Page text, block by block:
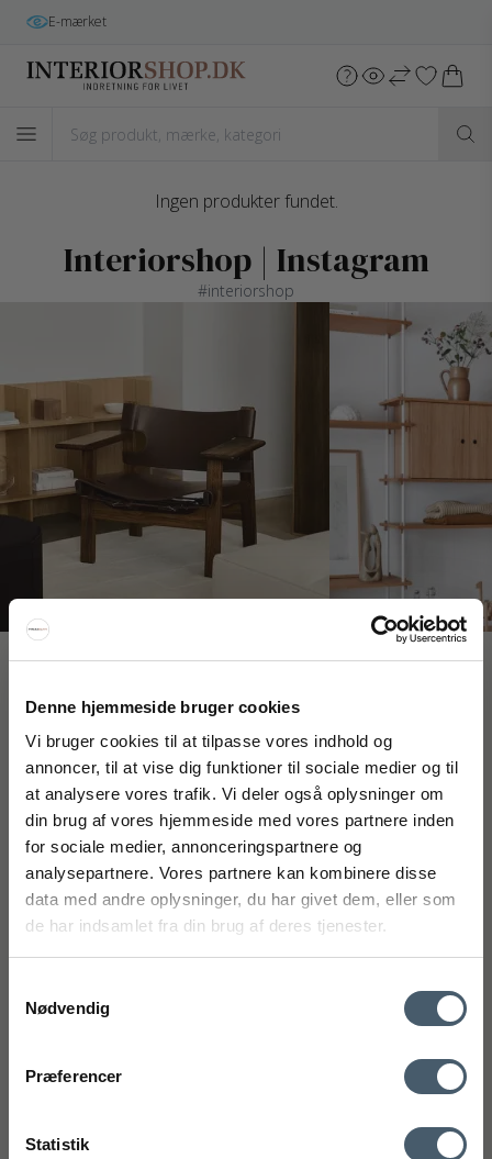
Denne hjemmeside bruger cookies
Vi bruger cookies til at tilpasse vores indhold og
annoncer, til at vise dig funktioner til sociale medier og til
at analysere vores trafik. Vi deler også oplysninger om
din brug af vores hjemmeside med vores partnere inden
for sociale medier, annonceringspartnere og
analysepartnere. Vores partnere kan kombinere disse
data med andre oplysninger, du har givet dem, eller som
de har indsamlet fra din brug af deres tjenester.
Nødvendig
Præferencer
Statistik
E-mærket
Ingen produkter fundet.
Interiorshop | Instagram
#interiorshop
Løsning
Højmarksvej 34
DK-8723 Løsning
(Google Maps)
Ry
Kyhnsvej 6
DK-8680 Ry
(Google Maps)
Viborg
St. Sct. Peder Stræde 16
(Google Maps)
75 89 33 95
FÅ 20% RABAT
*Din rabat kan ikke bruges på i forvejen nedsatte varer eller på
produkter fra Rocket .
markedsføring med gode tilbud og inspiration. Du kan altid trække dit
samtykke tilbage. Med dit samtykke accepterer du desuden vores